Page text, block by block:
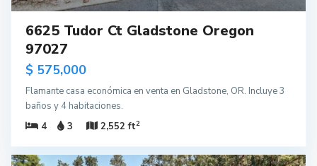
6625 Tudor Ct Gladstone Oregon
97027
$ 575,000
Flamante casa económica en venta en Gladstone, OR. Incluye 3
baños y 4 habitaciones.
4
3 2,552 ft2